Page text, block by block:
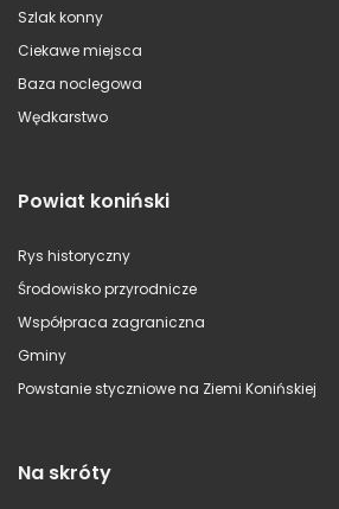
Szlak konny
Ciekawe miejsca
Baza noclegowa
Wędkarstwo
Powiat koniński
Rys historyczny
Środowisko przyrodnicze
Współpraca zagraniczna
Gminy
Powstanie styczniowe na Ziemi Konińskiej
Na skróty